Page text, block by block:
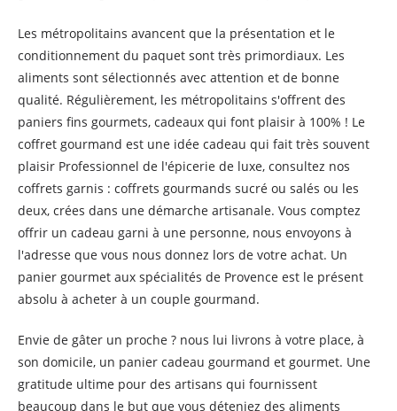
Les métropolitains avancent que la présentation et le
conditionnement du paquet sont très primordiaux. Les
aliments sont sélectionnés avec attention et de bonne
qualité. Régulièrement, les métropolitains s'offrent des
paniers fins gourmets, cadeaux qui font plaisir à 100% ! Le
coffret gourmand est une idée cadeau qui fait très souvent
plaisir Professionnel de l'épicerie de luxe, consultez nos
coffrets garnis : coffrets gourmands sucré ou salés ou les
deux, crées dans une démarche artisanale. Vous comptez
offrir un cadeau garni à une personne, nous envoyons à
l'adresse que vous nous donnez lors de votre achat. Un
panier gourmet aux spécialités de Provence est le présent
absolu à acheter à un couple gourmand.
Envie de gâter un proche ? nous lui livrons à votre place, à
son domicile, un panier cadeau gourmand et gourmet. Une
gratitude ultime pour des artisans qui fournissent
beaucoup dans le but que vous déteniez des aliments